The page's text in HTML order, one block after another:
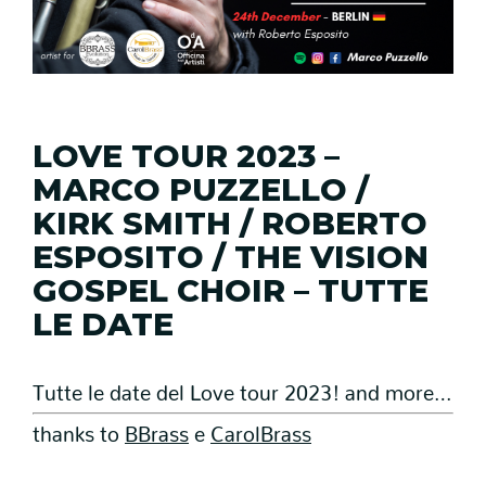
LOVE TOUR 2023 –
MARCO PUZZELLO /
KIRK SMITH / ROBERTO
ESPOSITO / THE VISION
GOSPEL CHOIR – TUTTE
LE DATE
Tutte le date del Love tour 2023! and more…
thanks to BBrass e CarolBrass